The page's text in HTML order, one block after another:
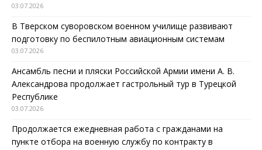
03.07.2026
В Тверском суворовском военном училище развивают
подготовку по беспилотным авиационным системам
03.07.2026
Ансамбль песни и пляски Российской Армии имени А. В.
Александрова продолжает гастрольный тур в Турецкой
Республике
03.07.2026
Продолжается ежедневная работа с гражданами на
пункте отбора на военную службу по контракту в